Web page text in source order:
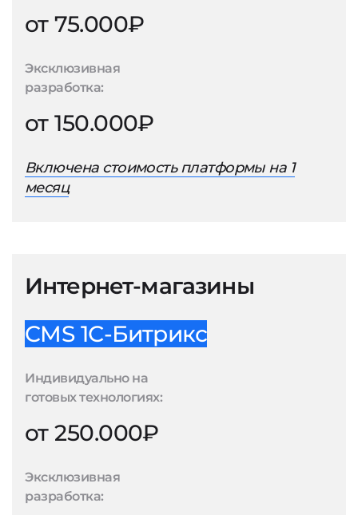
от 75.000₽
Эксклюзивная
разработка:
от 150.000₽
Включена стоимость платформы на 1
месяц
Интернет-магазины
CMS 1С-Битрикс
Индивидуально на
готовых технологиях:
от 250.000₽
Эксклюзивная
разработка: